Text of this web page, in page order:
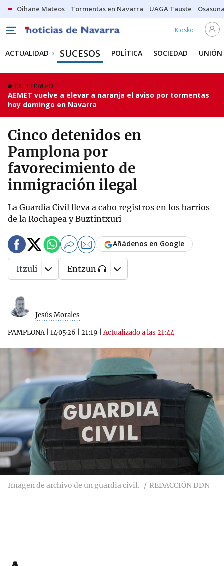
Oihane Mateos Tormentas en Navarra UAGA Tauste
Kiosko
ACTUALIDAD SUCESOS POLÍTICA SOCIEDAD UNIÓN
EL TIEMPO
AEMET vuelve a elevar a naranja el aviso por tormentas
hoy domingo en Navarra
Cinco detenidos en
Pamplona por
favorecimiento de
inmigración ilegal
La Guardia Civil lleva a cabo registros en los barrios
de la Rochapea y Buztintxuri
Jesús Morales
PAMPLONA| 14·05·26 21:19 |Actualizado a las 21:44
Añádenos en Google
Itzuli Entzun
Imagen de archivo de un guardia civil. REDACCIÓN DDN